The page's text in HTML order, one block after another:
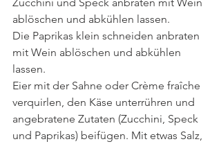
ablöschen und abkühlen lassen.
Die Paprikas klein schneiden anbraten
mit Wein ablöschen und abkühlen
lassen.
Eier mit der Sahne oder Crème fraîche
verquirlen, den Käse unterrühren und
angebratene Zutaten (Zucchini, Speck
und Paprikas) beifügen. Mit etwas Salz,